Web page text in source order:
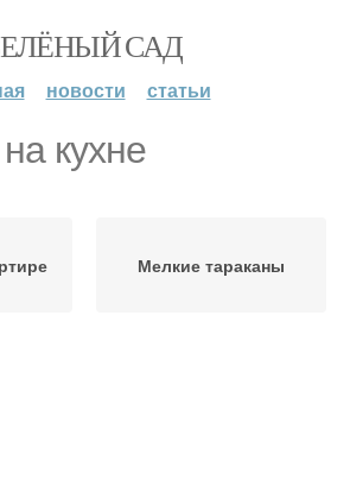
САД
новости статьи
кухне
Мелкие тараканы